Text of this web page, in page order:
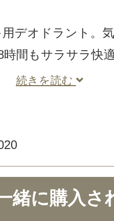
デオドラント。
間もサラサラ快
続きを読む
チコミ
緒に購入さ